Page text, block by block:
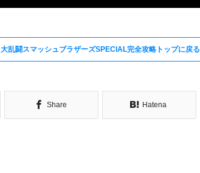
大乱闘スマッシュブラザーズSPECIAL完全攻略トップに戻る
Share Hatena